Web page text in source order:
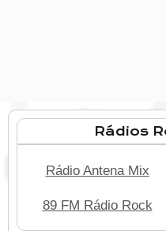
Rádios
Rádio Antena Mix
89 FM Rádio Rock